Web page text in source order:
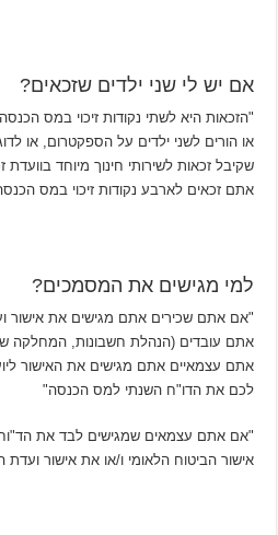
אם יש לי שני ילדים שזכאים?
"הזכאות היא לשתי נקודות זיכוי במס
או הורים לשני ילדים על הספקטרום, או
שקיבל זכאות לשירותי חינוך מיוחד בוועדת
אתם זכאים לארבע נקודות זיכוי במס
למי מגישים את המסמכים?
"אם אתם שכירים אתם מגישים את אישור
אתם עובדים (הנהלת חשבונות, המחלקה
אתם עצמאיים אתם מגישים את האישור
לכם את הדו"ח השנתי למס הכנסה"
"אם אתם עצמאים שמגישים לבד את הד"וח
אישור הביטוח הלאומי ו/או את אישור ועדת